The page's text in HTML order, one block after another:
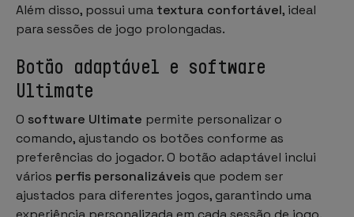
Além disso, possui uma textura confortável, ideal
para sessões de jogo prolongadas.
Botão adaptável e software
Ultimate
O software Ultimate permite personalizar o
comando, ajustando os botões conforme as
preferências do jogador. O botão adaptável inclui
vários perfis personalizáveis que podem ser
ajustados para diferentes jogos, garantindo uma